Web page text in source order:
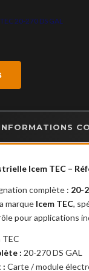
20-270 DS GAL
Icem TEC –
complète : 20-
marque Icem TEC,
pour applications
TEC
: 20-270 DS GAL
: Carte / module